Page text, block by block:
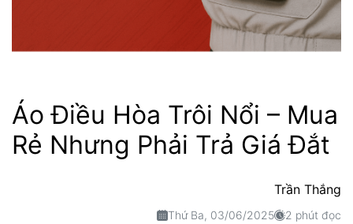
Áo Điều Hòa Trôi Nổi – Mua
Rẻ Nhưng Phải Trả Giá Đắt
Trần Thắng
Thứ Ba, 03/06/2025 2 phút đọc